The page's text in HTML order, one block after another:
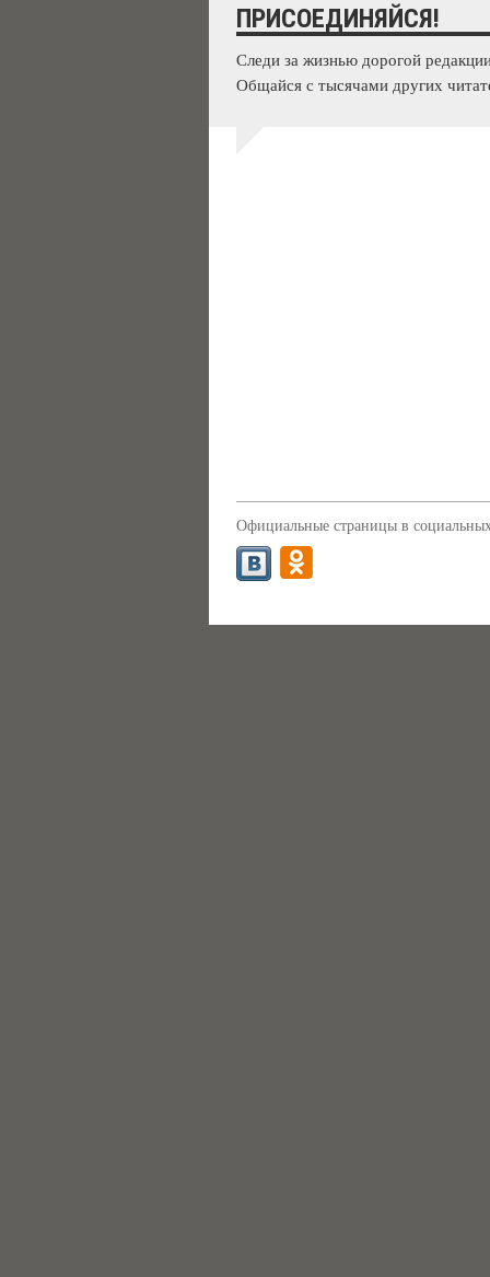
ПРИСОЕДИНЯЙСЯ!
Следи за жизнью дорогой
Общайся с тысячами других
Официальные страницы в социальных